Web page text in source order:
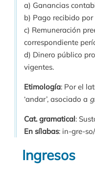
a) Ganancias
b) Pago recibido
c) Remuneración
correspondiente
d) Dinero público
vigentes.
Etimología: Por el
‘andar’, asociado a
Cat. gramatical:
En sílabas: in-gre-
Ingresos